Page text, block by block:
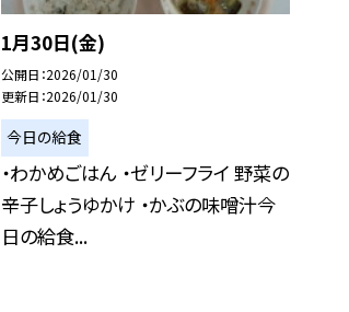
1月30日(金)
公開日 2026/01/30
更新日 2026/01/30
今日の給食
・わかめごはん ・ゼリーフライ 野菜の
辛子しょうゆかけ ・かぶの味噌汁今
日の給食...